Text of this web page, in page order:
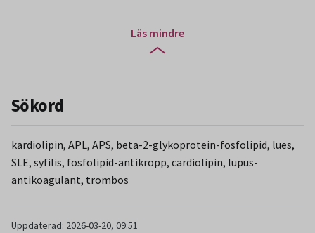
Läs mindre
Sökord
kardiolipin, APL, APS, beta-2-glykoprotein-fosfolipid, lues,
SLE, syfilis, fosfolipid-antikropp, cardiolipin, lupus-
antikoagulant, trombos
Uppdaterad: 2026-03-20, 09:51